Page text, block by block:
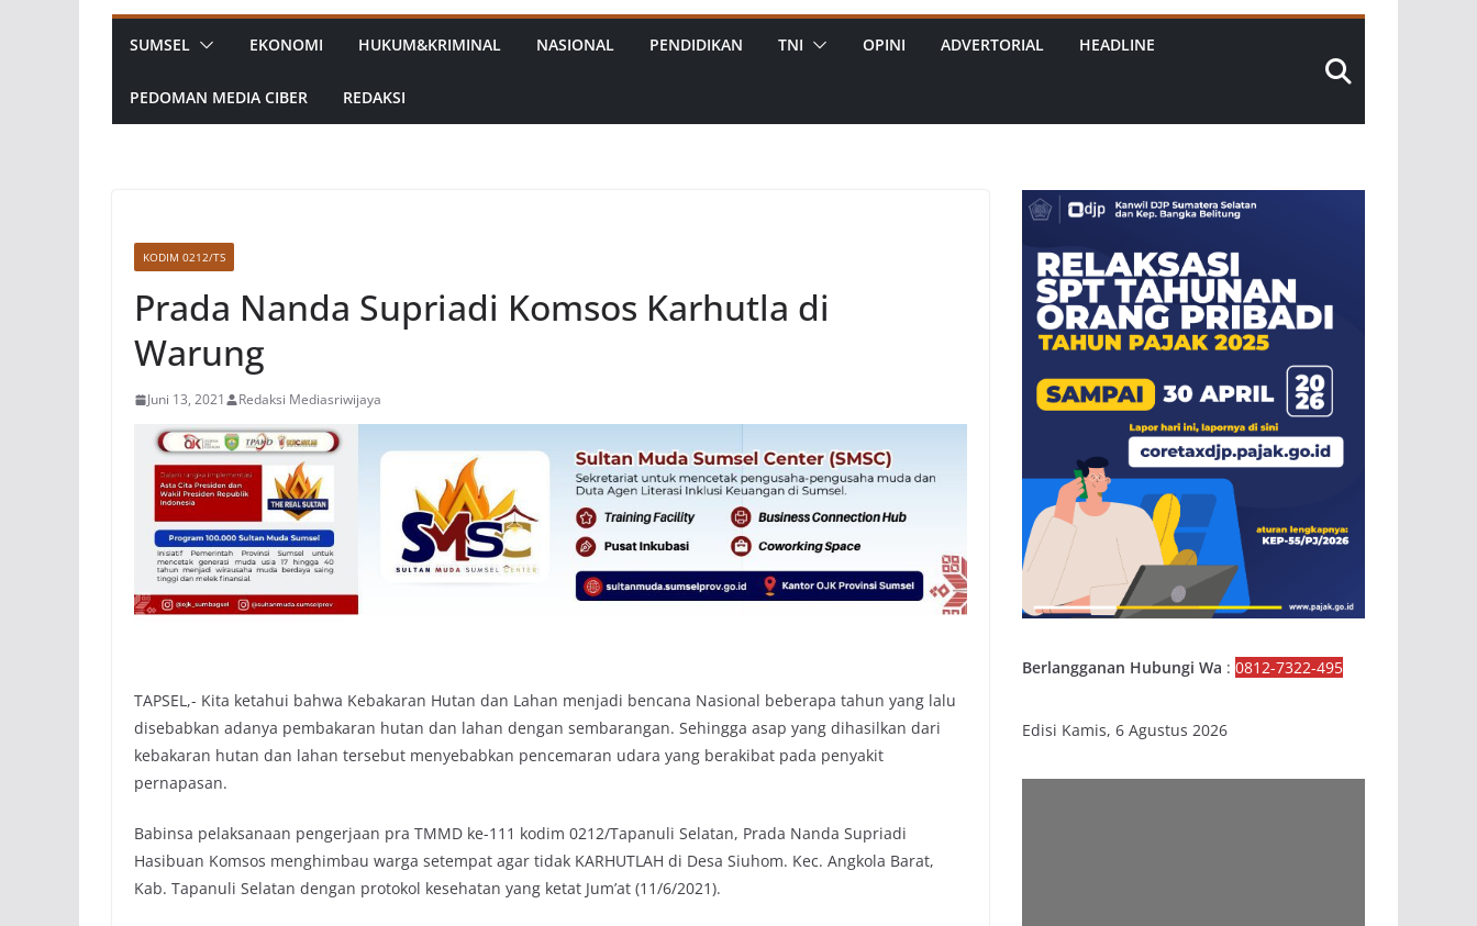
SUMSEL EKONOMI HUKUM&KRIMINAL NASIONAL PENDIDIKAN TNI OPINI ADVERTORIAL HEADLINE
PEDOMAN MEDIA CIBER REDAKSI
KODIM 0212/TS
Prada Nanda Supriadi Komsos Karhutla di
Warung
Juni 13, 2021 Redaksi Mediasriwijaya
TAPSEL,- Kita ketahui bahwa Kebakaran Hutan dan Lahan menjadi bencana Nasional beberapa tahun yang lalu
disebabkan adanya pembakaran hutan dan lahan dengan sembarangan. Sehingga asap yang dihasilkan dari
kebakaran hutan dan lahan tersebut menyebabkan pencemaran udara yang berakibat pada penyakit
pernapasan.
Babinsa pelaksanaan pengerjaan pra TMMD ke-111 kodim 0212/Tapanuli Selatan, Prada Nanda Supriadi
Hasibuan Komsos menghimbau warga setempat agar tidak KARHUTLAH di Desa Siuhom. Kec. Angkola Barat,
Kab. Tapanuli Selatan dengan protokol kesehatan yang ketat Jum’at (11/6/2021).
Berlangganan Hubungi Wa : 0812-7322-495
Edisi Kamis, 6 Agustus 2026